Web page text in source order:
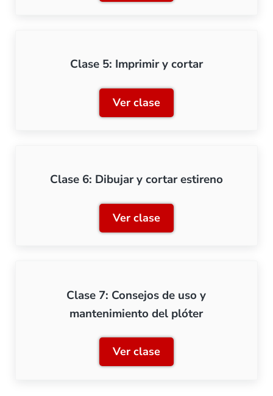
Clase 5: Imprimir y cortar
Ver claseClase 5: Imprimir y cortar
Clase 6: Dibujar y cortar estireno
Ver claseClase 6: Dibujar y cortar
Clase 7: Consejos de uso y
mantenimiento del plóter
Ver claseClase 7: Consejos de uso